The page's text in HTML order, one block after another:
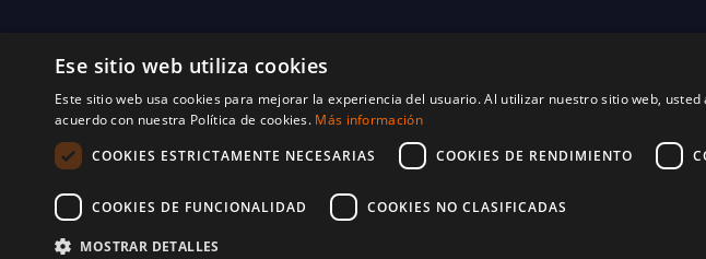
© 2025 World Vision España. Reservados todos los derechos. Inscritos en el
Términos y condiciones Política de cookies Política de privacidad
Ese sitio web utiliza cookies
Este sitio web usa cookies para mejorar la experiencia del usuario. Al utilizar nuestro sitio web, usted
acuerdo con nuestra Política de cookies. Más información
COOKIES ESTRICTAMENTE NECESARIAS
COOKIES DE RENDIMIENTO
COOKIES DE FUNCIONALIDAD COOKIES NO CLASIFICADAS
MOSTRAR DETALLES